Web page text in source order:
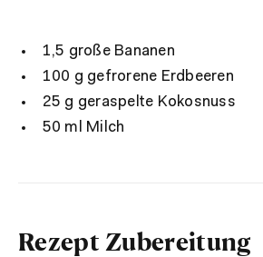
1,5 große Bananen
100 g gefrorene Erdbeeren
25 g geraspelte Kokosnuss
50 ml Milch
Rezept Zubereitung